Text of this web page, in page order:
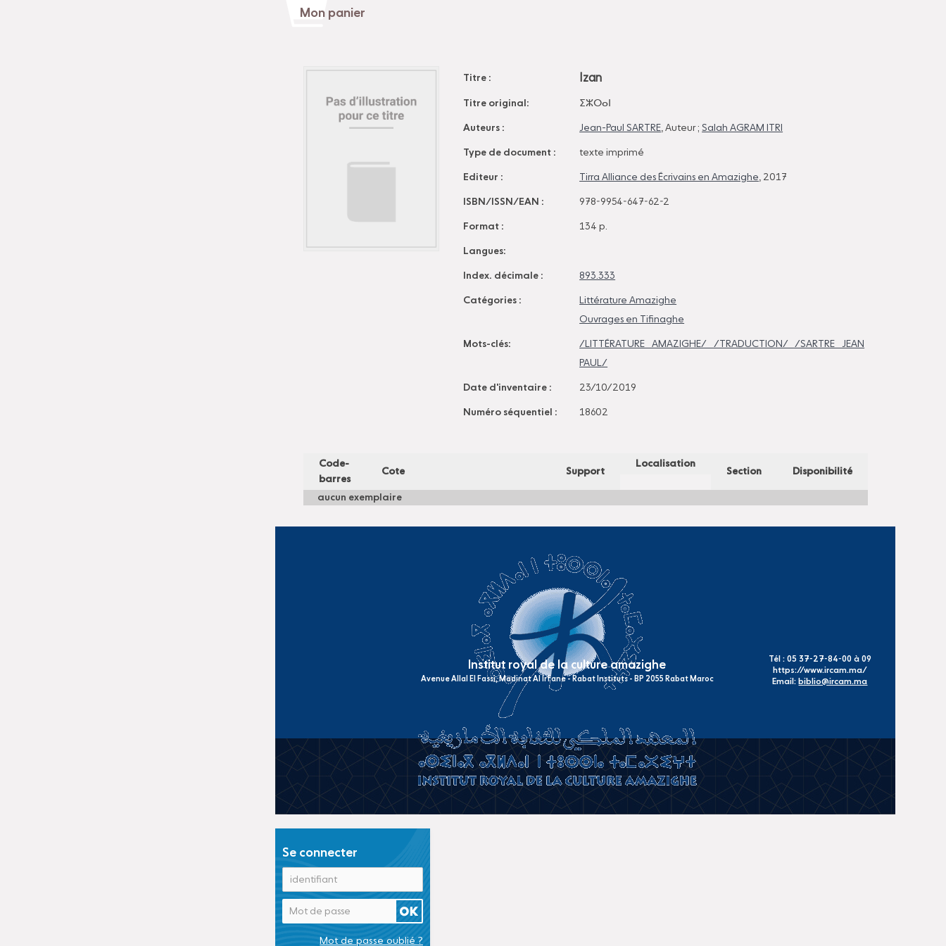
Titre : Izan
Titre original: ⵉⵣⵔⴰⵏ
Auteurs : Jean-Paul SARTRE, Auteur ;Salah AGRAM ITRI
Type de document : texte imprimé
Editeur : Tirra Alliance des Écrivains en Amazighe, 2017
ISBN/ISSN/EAN : 978-9954-647-62-2
Format : 134 p.
Langues:
Index. décimale : 893.333
Catégories :
Littérature Amazighe
Ouvrages en Tifinaghe
Mots-clés:
/LITTÉRATURE AMAZIGHE/ /TRADUCTION/ /SARTRE JEAN
PAUL/
Date d'inventaire : 23/10/2019
Numéro séquentiel : 18602
Code-
barres
Cote Support
Localisation
Section Disponibilité
aucun exemplaire
Institut royal de la culture amazighe
Avenue Allal El Fassi, Madinat Al Irfane - Rabat Instituts - BP 2055 Rabat Maroc
Tél : 05 37-27-84-00 à 09
https://www.ircam.ma/
Email: biblio@ircam.ma
Se connecter
Mot de passe oublié ?